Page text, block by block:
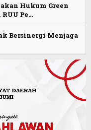
Hukum Green
Pe…
Bersinergi Menjaga